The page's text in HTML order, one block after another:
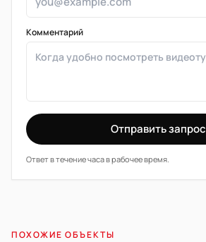
Комментарий
Отправить запрос
Ответ в течение часа в рабочее время.
ПОХОЖИЕ ОБЪЕКТЫ